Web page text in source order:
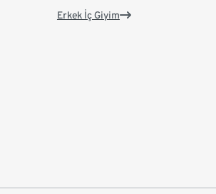
Erkek İç Giyim